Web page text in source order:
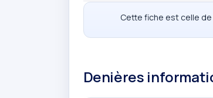
Cette fiche est celle
Denières